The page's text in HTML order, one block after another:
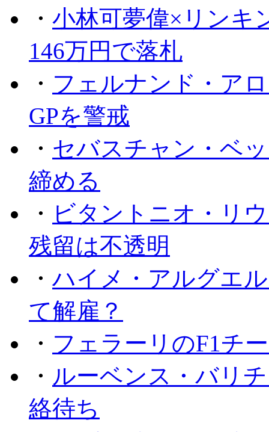
・ 小林可夢偉×リンキ
146万円で落札
・ フェルナンド・ア
GPを警戒
・ セバスチャン・ベ
締める
・ ビタントニオ・リ
残留は不透明
・ハイメ・アルグエ
て解雇？
・ フェラーリのF1チ
・ ルーベンス・バリ
絡待ち